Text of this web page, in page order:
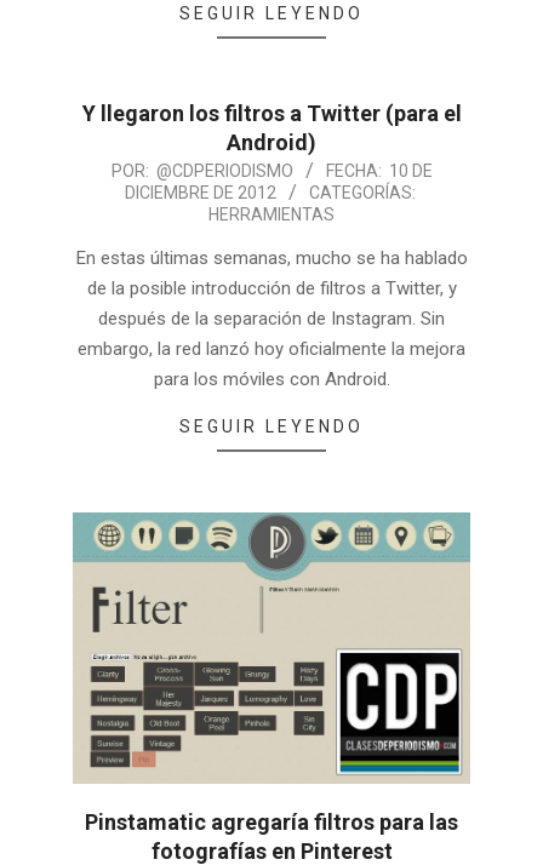
SEGUIR LEYENDO
Y llegaron los filtros a Twitter (para el
Android)
POR: @CDPERIODISMO FECHA: 10 DE
DICIEMBRE DE 2012
CATEGORÍAS:
HERRAMIENTAS
En estas últimas semanas, mucho se ha hablado
de la posible introducción de filtros a Twitter, y
después de la separación de Instagram. Sin
embargo, la red lanzó hoy oficialmente la mejora
para los móviles con Android.
SEGUIR LEYENDO
Pinstamatic agregaría filtros para las
fotografías en Pinterest